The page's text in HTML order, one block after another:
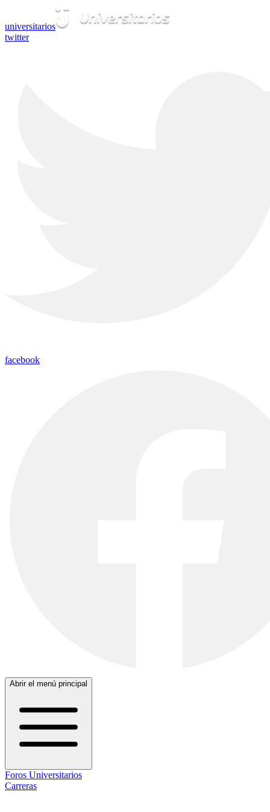
universitarios
twitter
facebook
Abrir el menú principal
Foros Universitarios
Carreras